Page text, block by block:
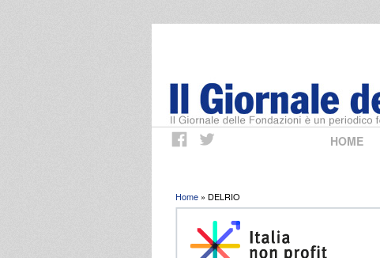
HOME
Tu sei qui
Home » DELRIO